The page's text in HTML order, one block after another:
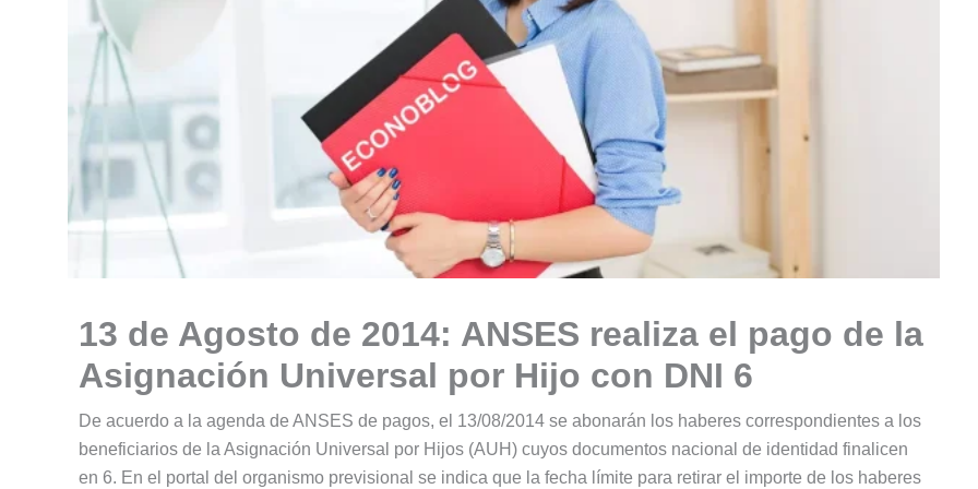
13 de Agosto de 2014: ANSES realiza el pago de la
Asignación Universal por Hijo con DNI 6
De acuerdo a la agenda de ANSES de pagos, el 13/08/2014 se abonarán los haberes correspondientes a los
beneficiarios de la Asignación Universal por Hijos (AUH) cuyos documentos nacional de identidad finalicen
en 6. En el portal del organismo previsional se indica que la fecha límite para retirar el importe de los haberes